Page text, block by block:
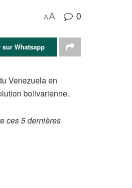
AA 0
sur Whatsapp
Venezuela en
bolivarienne.
ces 5 dernières